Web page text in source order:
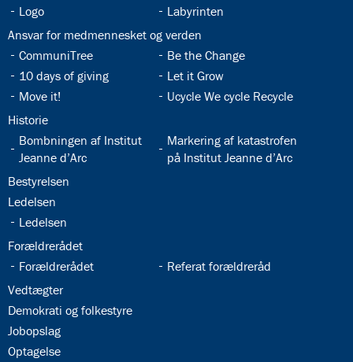
32.6:
Logo 32.7:
Labyrinten
32.8:
Ansvar for medmennesket og verden
32.9:
CommuniTree 32.10:
Be the Change
32.11:
10 days of giving 32.12:
Let it Grow
32.13:
Move it! 32.14:
Ucycle We cycle Recycle
32.15:
Historie
32.16:
Bombningen af Institut
Jeanne d’Arc
32.17:
Markering af katastrofen
på Institut Jeanne d’Arc
32.18:
Bestyrelsen
32.19:
Ledelsen
32.20:
Ledelsen
32.21:
Forældrerådet
32.22:
Forældrerådet 32.23:
Referat forældreråd
32.24:
Vedtægter
32.25:
Demokrati og folkestyre
32.26:
Jobopslag
32.27:
Optagelse